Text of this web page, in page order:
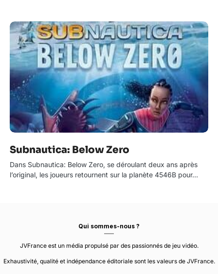
Subnautica: Below Zero
Dans Subnautica: Below Zero, se déroulant deux ans après
l’original, les joueurs retournent sur la planète 4546B pour…
Qui sommes-nous ?
JVFrance est un média propulsé par des passionnés de jeu vidéo.
Exhaustivité, qualité et indépendance éditoriale sont les valeurs de JVFrance.